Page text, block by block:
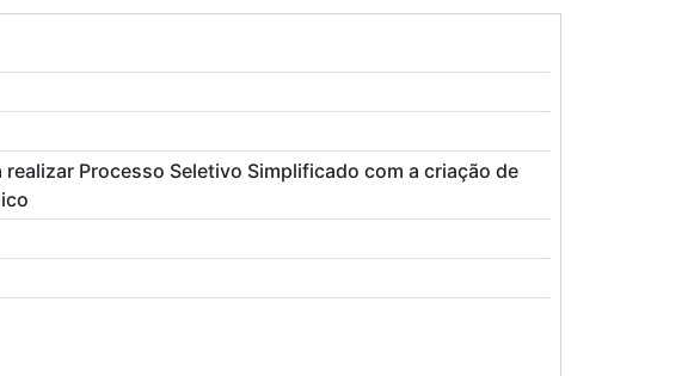
Processo Seletivo Simplificado com a criação de